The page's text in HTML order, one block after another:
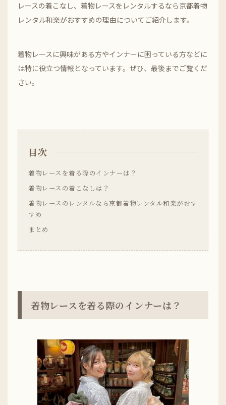
レースの着こなし、着物レースをレンタルするなら京都着物
レンタル和楽がおすすめの理由についてご紹介します。
着物レースに興味がある方やインナーに困っている方などに
は特に役立つ情報となっています。ぜひ、最後までご覧くだ
さい。
目次
着物レースを着る際のインナーは？
着物レースの着こなしは？
着物レースのレンタルなら京都着物レンタル和楽がおす
すめ
まとめ
着物レースを着る際のインナーは？